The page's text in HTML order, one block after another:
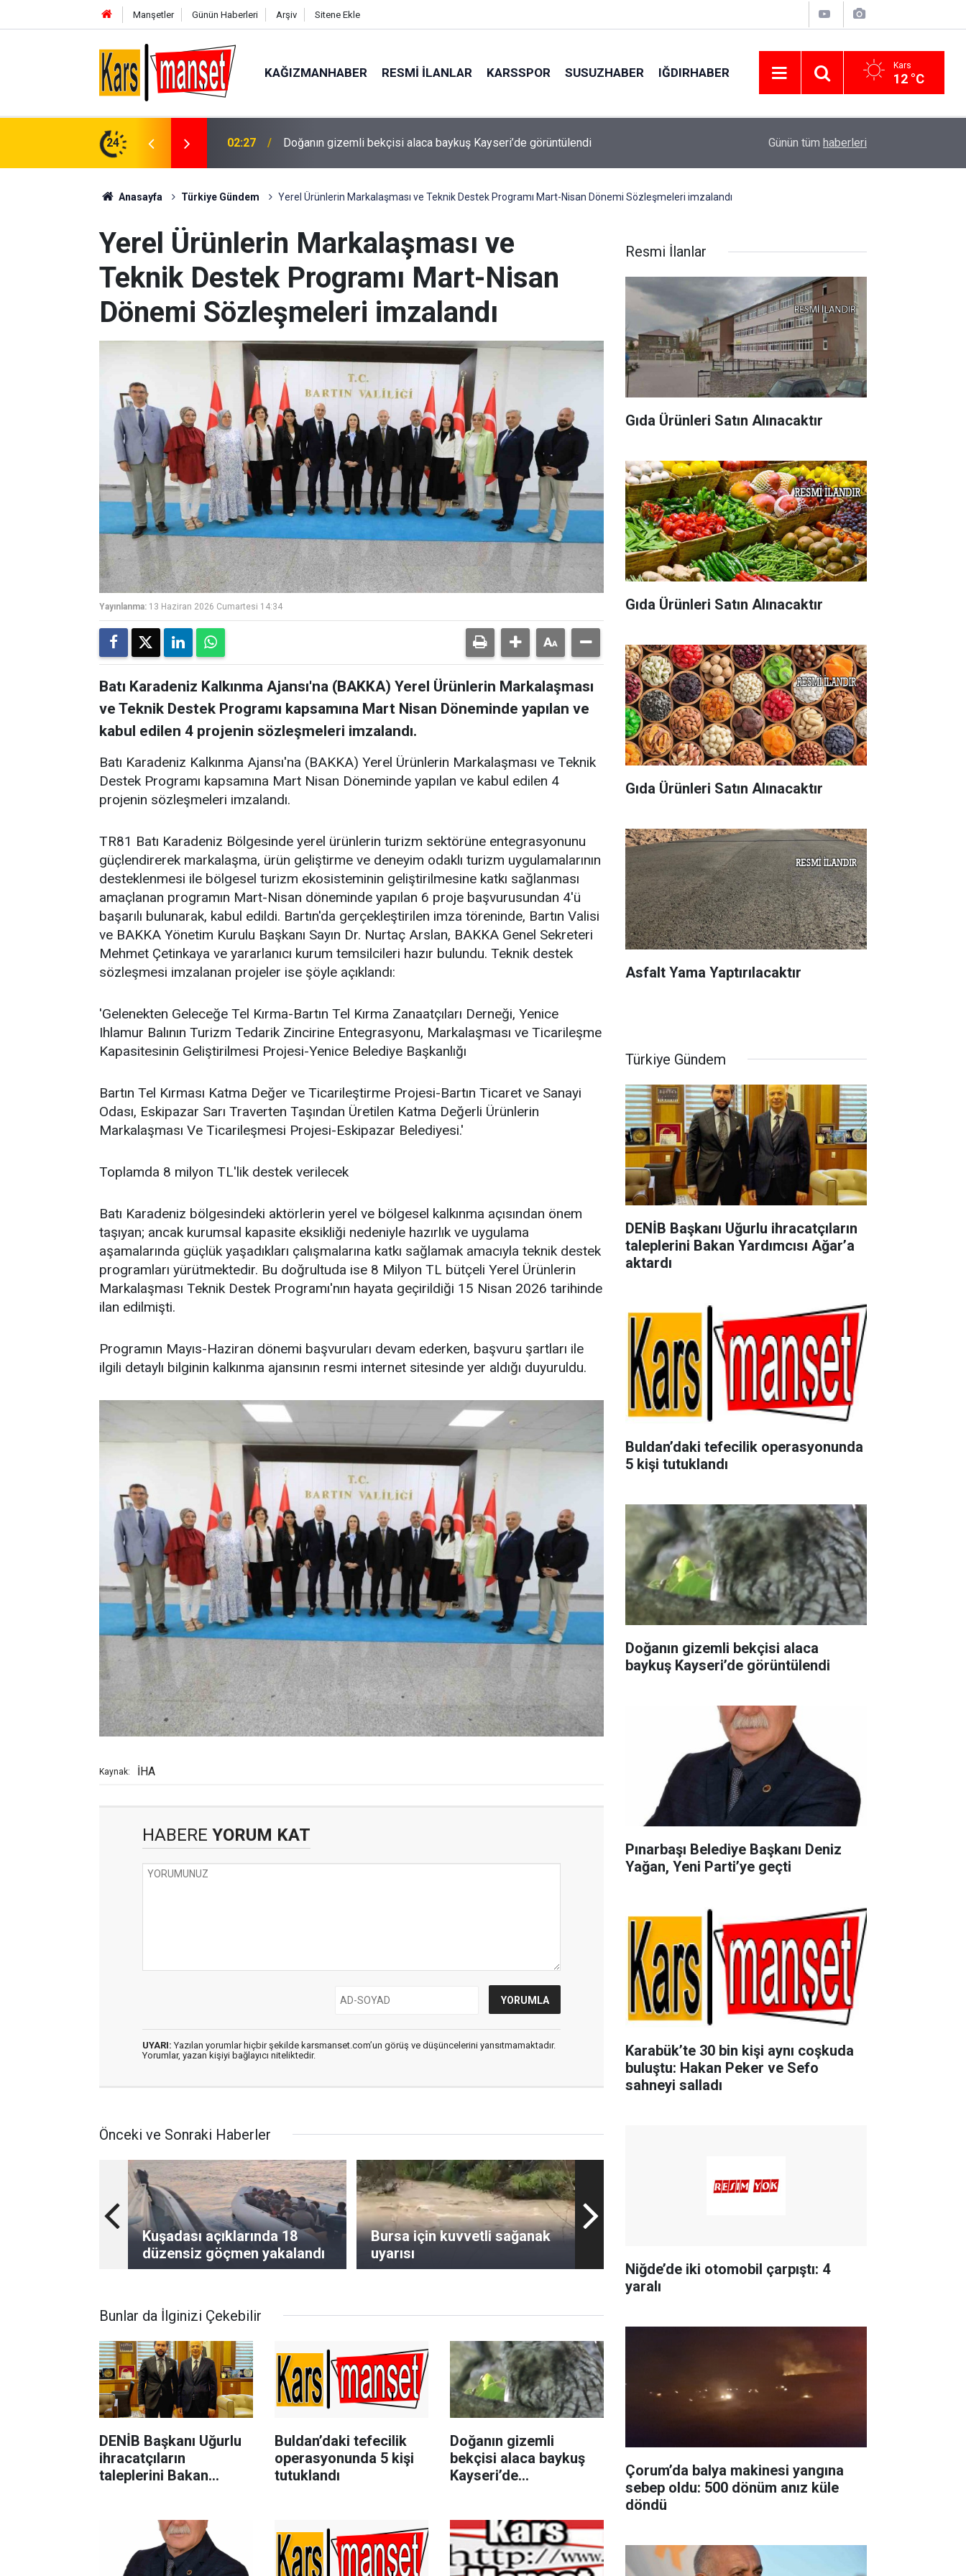
Manşetler Günün Haberleri Arşiv Sitene Ekle
KAĞIZMANHABER RESMI İLANLAR KARSSPOR SUSUZHABER IĞDIRHABER Kars
12 °C
24
Kayseri’de görüntülendi 02:24 Pınarbaşı Belediye Başkanı Deniz Yağan, Yeni Parti’ye geçti Günün tüm haberleri
Anasayfa Türkiye Gündem Yerel Ürünlerin Markalaşması ve Teknik Destek Programı Mart-Nisan Dönemi Sözleşmeleri imzalandı
Yerel Ürünlerin Markalaşması ve
Teknik Destek Programı Mart-Nisan
Dönemi Sözleşmeleri imzalandı
Yayınlanma: 13 Haziran 2026 Cumartesi 14:34
Batı Karadeniz Kalkınma Ajansı'na (BAKKA) Yerel Ürünlerin Markalaşması
ve Teknik Destek Programı kapsamına Mart Nisan Döneminde yapılan ve
kabul edilen 4 projenin sözleşmeleri imzalandı.
Batı Karadeniz Kalkınma Ajansı'na (BAKKA) Yerel Ürünlerin Markalaşması ve Teknik
Destek Programı kapsamına Mart Nisan Döneminde yapılan ve kabul edilen 4
projenin sözleşmeleri imzalandı.
TR81 Batı Karadeniz Bölgesinde yerel ürünlerin turizm sektörüne entegrasyonunu
güçlendirerek markalaşma, ürün geliştirme ve deneyim odaklı turizm uygulamalarının
desteklenmesi ile bölgesel turizm ekosisteminin geliştirilmesine katkı sağlanması
amaçlanan programın Mart-Nisan döneminde yapılan 6 proje başvurusundan 4'ü
başarılı bulunarak, kabul edildi. Bartın'da gerçekleştirilen imza töreninde, Bartın Valisi
ve BAKKA Yönetim Kurulu Başkanı Sayın Dr. Nurtaç Arslan, BAKKA Genel Sekreteri
Mehmet Çetinkaya ve yararlanıcı kurum temsilcileri hazır bulundu. Teknik destek
sözleşmesi imzalanan projeler ise şöyle açıklandı:
'Gelenekten Geleceğe Tel Kırma-Bartın Tel Kırma Zanaatçıları Derneği, Yenice
Ihlamur Balının Turizm Tedarik Zincirine Entegrasyonu, Markalaşması ve Ticarileşme
Kapasitesinin Geliştirilmesi Projesi-Yenice Belediye Başkanlığı
Bartın Tel Kırması Katma Değer ve Ticarileştirme Projesi-Bartın Ticaret ve Sanayi
Odası, Eskipazar Sarı Traverten Taşından Üretilen Katma Değerli Ürünlerin
Markalaşması Ve Ticarileşmesi Projesi-Eskipazar Belediyesi.'
Toplamda 8 milyon TL'lik destek verilecek
Batı Karadeniz bölgesindeki aktörlerin yerel ve bölgesel kalkınma açısından önem
taşıyan; ancak kurumsal kapasite eksikliği nedeniyle hazırlık ve uygulama
aşamalarında güçlük yaşadıkları çalışmalarına katkı sağlamak amacıyla teknik destek
programları yürütmektedir. Bu doğrultuda ise 8 Milyon TL bütçeli Yerel Ürünlerin
Markalaşması Teknik Destek Programı'nın hayata geçirildiği 15 Nisan 2026 tarihinde
ilan edilmişti.
Programın Mayıs-Haziran dönemi başvuruları devam ederken, başvuru şartları ile
ilgili detaylı bilginin kalkınma ajansının resmi internet sitesinde yer aldığı duyuruldu.
Kaynak: İHA
HABERE YORUM KAT
UYARI: Yazılan yorumlar hiçbir şekilde karsmanset.com’un görüş ve düşüncelerini yansıtmamaktadır.
Yorumlar, yazan kişiyi bağlayıcı niteliktedir.
Önceki ve Sonraki Haberler
Kuşadası açıklarında 18
düzensiz göçmen yakalandı
Bursa için kuvvetli sağanak
uyarısı
Bunlar da İlginizi Çekebilir
DENİB Başkanı Uğurlu
ihracatçıların
taleplerini Bakan
Buldan’daki tefecilik
operasyonunda 5 kişi
tutuklandı
Doğanın gizemli
bekçisi alaca baykuş
Kayseri’de
Resmi İlanlar
Gıda Ürünleri Satın Alınacaktır
Gıda Ürünleri Satın Alınacaktır
Gıda Ürünleri Satın Alınacaktır
Asfalt Yama Yaptırılacaktır
Türkiye Gündem
DENİB Başkanı Uğurlu ihracatçıların
taleplerini Bakan Yardımcısı Ağar’a
aktardı
Buldan’daki tefecilik operasyonunda
5 kişi tutuklandı
Doğanın gizemli bekçisi alaca
baykuş Kayseri’de görüntülendi
Pınarbaşı Belediye Başkanı Deniz
Yağan, Yeni Parti’ye geçti
Karabük’te 30 bin kişi aynı coşkuda
buluştu: Hakan Peker ve Sefo
sahneyi salladı
Niğde’de iki otomobil çarpıştı: 4
yaralı
Çorum’da balya makinesi yangına
sebep oldu: 500 dönüm anız küle
döndü